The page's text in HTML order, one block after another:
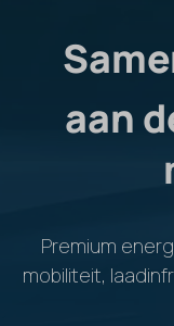
aan
Premium
mobiliteit,